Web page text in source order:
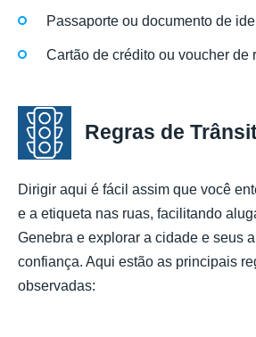
Passaporte ou documento de
Cartão de crédito ou voucher de
Regras de
Dirigir aqui é fácil assim que você
e a etiqueta nas ruas, facilitando
Genebra e explorar a cidade e seus
confiança. Aqui estão as principais
observadas: